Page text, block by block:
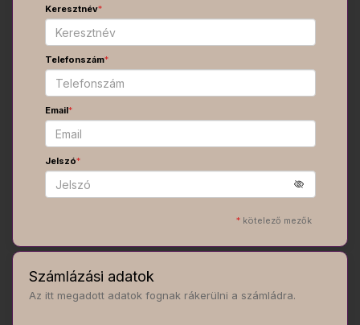
Keresztnév*
Telefonszám*
Email*
Jelszó*
* kötelező mezők
Számlázási adatok
Az itt megadott adatok fognak rákerülni a számládra.